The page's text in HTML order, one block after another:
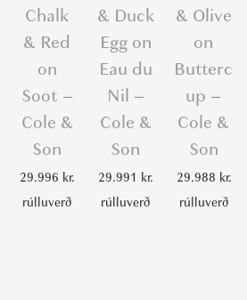
Chalk
& Red
on
Soot –
Cole &
Son
29.996 kr.
rúlluverð
& Duck
Egg on
Eau du
Nil –
Cole &
Son
29.991 kr.
rúlluverð
& Olive
on
Butterc
up –
Cole &
Son
29.988 kr.
rúlluverð